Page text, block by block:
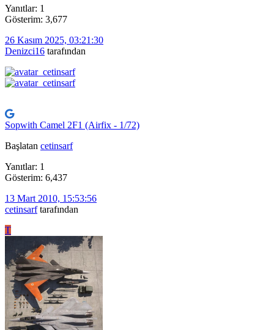
Yanıtlar: 1
Gösterim: 3,677
26 Kasım 2025, 03:21:30
Denizci16 tarafından
Sopwith Camel 2F1 (Airfix - 1/72)
Başlatan cetinsarf
Yanıtlar: 1
Gösterim: 6,437
13 Mart 2010, 15:53:56
cetinsarftarafından
T